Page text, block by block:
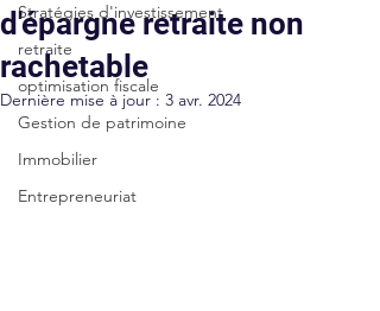
Stratégies d'investissement
retraite
optimisation fiscale
Gestion de patrimoine
Immobilier
Entrepreneuriat
d'épargne retraite non
rachetable
Dernière mise à jour : 3 avr. 2024